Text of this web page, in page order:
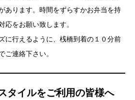
あります。時間をずらすかお弁当を持
応をお願い致します。
に行えるように、桟橋到着の１０分前
ご連絡下さい。
タイルをご利用の皆様へ